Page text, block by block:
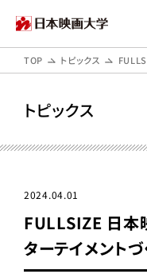
TOP トピックス
トピックス
2024.04.01
FULLSIZE 日本
ターテイメント